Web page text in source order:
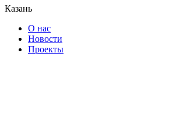
Казань
О нас
Новости
Проекты